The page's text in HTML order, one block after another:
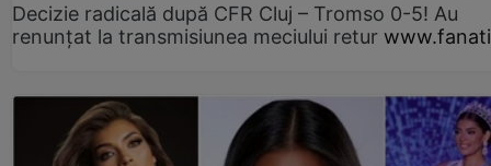
Decizie radicală după CFR Cluj – Tromso 0-5! Au
renunțat la transmisiunea meciului retur